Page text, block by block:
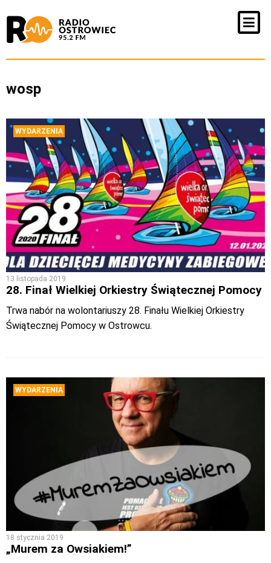
wosp
WYDARZENIA
13 listopada 2019
28. Finał Wielkiej Orkiestry Świątecznej Pomocy
Trwa nabór na wolontariuszy 28. Finału Wielkiej Orkiestry
Świątecznej Pomocy w Ostrowcu.
WYDARZENIA
18 stycznia 2019
„Murem za Owsiakiem!”